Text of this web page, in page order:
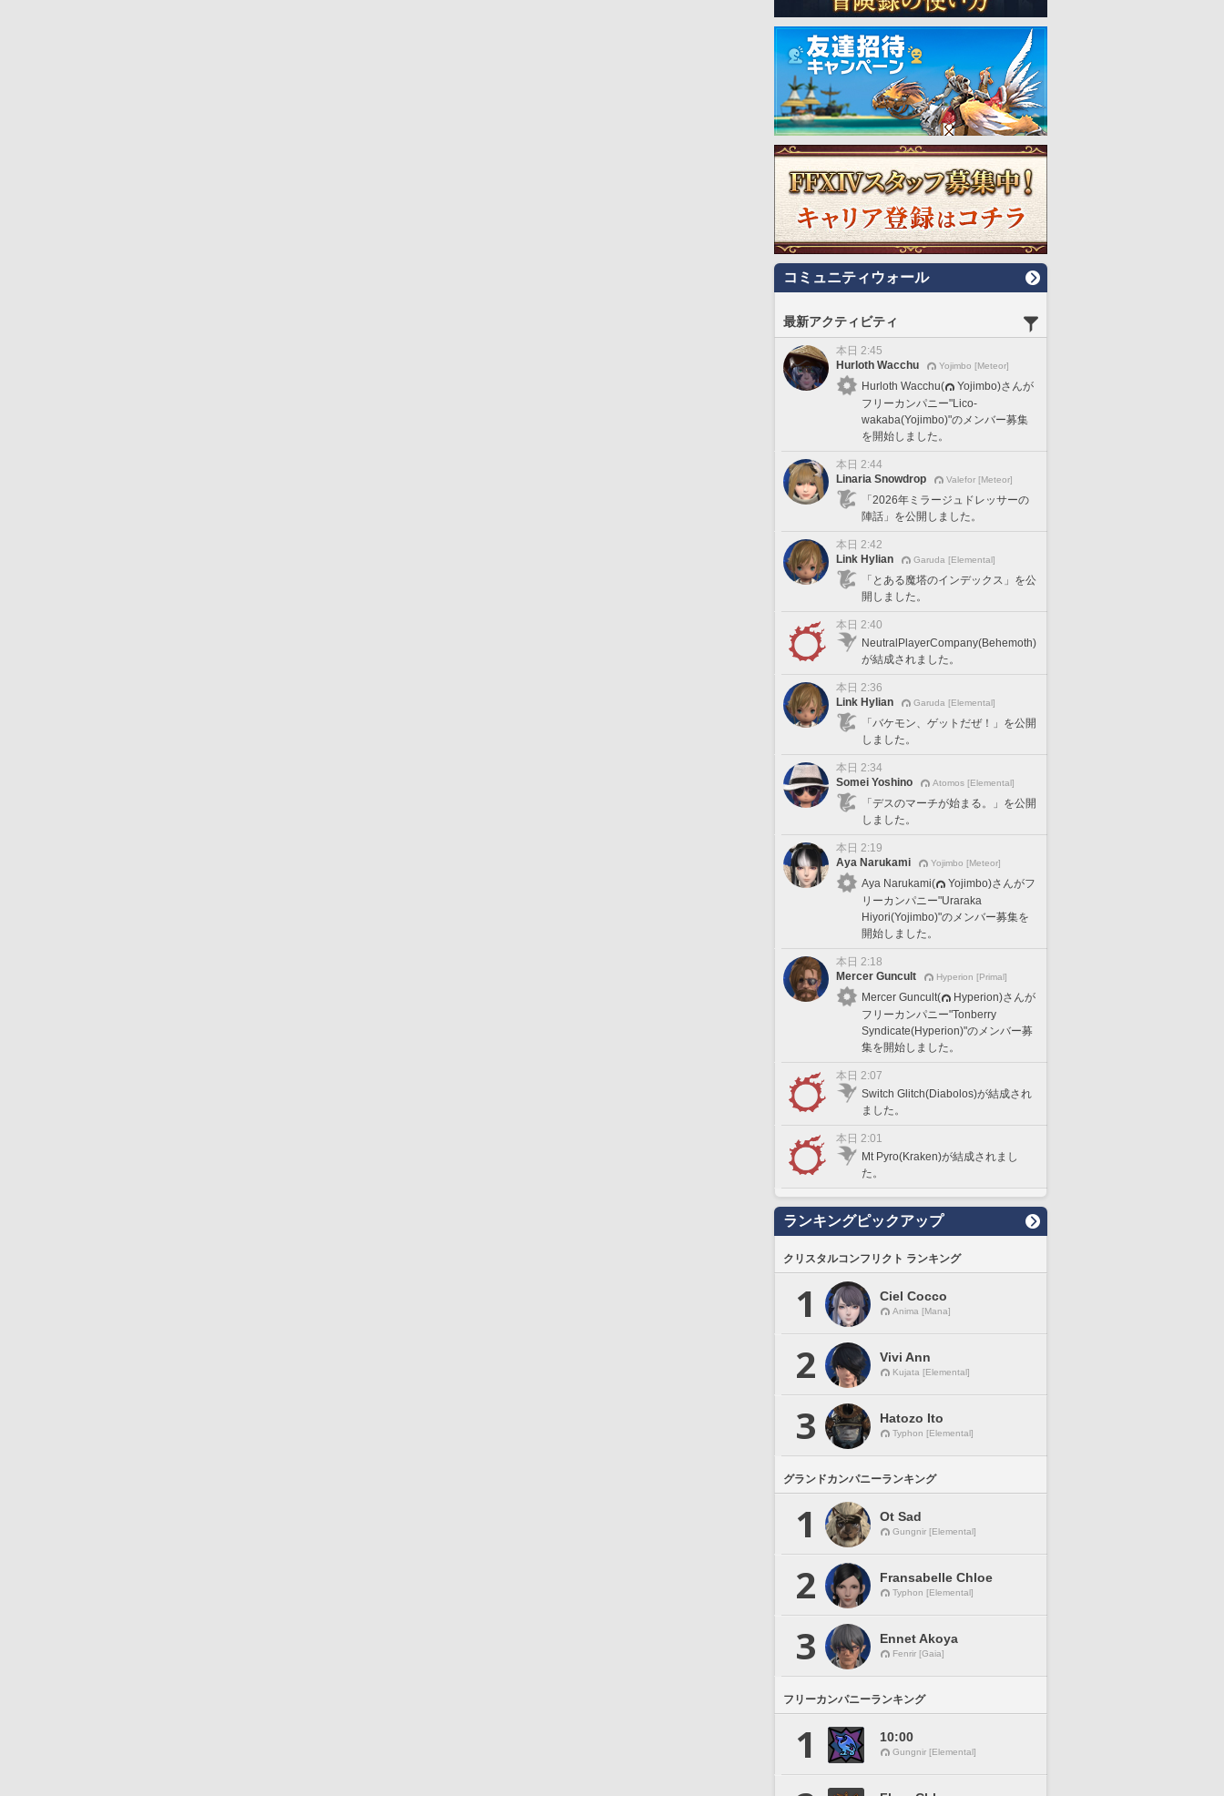
コミュニティウォール
最新アクティビティ
本日 2:45
Hurloth Wacchu
Yojimbo [Meteor]
Hurloth Wacchu(
Yojimbo)さんが
フリーカンパニー"Lico-
wakaba(Yojimbo)"のメンバー募集
を開始しました。
本日 2:44
Linaria Snowdrop
Valefor [Meteor]
「2026年ミラージュドレッサーの
陣話」を公開しました。
本日 2:42
Link Hylian
Garuda [Elemental]
「とある魔塔のインデックス」を公
開しました。
本日 2:40
NeutralPlayerCompany(Behemoth)
が結成されました。
本日 2:36
Link Hylian
Garuda [Elemental]
「バケモン、ゲットだぜ！」を公開
しました。
本日 2:34
Somei Yoshino
Atomos [Elemental]
「デスのマーチが始まる。」を公開
しました。
本日 2:19
Aya Narukami
Yojimbo [Meteor]
Aya Narukami(
Yojimbo)さんがフ
リーカンパニー"Uraraka
Hiyori(Yojimbo)"のメンバー募集を
開始しました。
本日 2:18
Mercer Guncult
Hyperion [Primal]
Mercer Guncult(
Hyperion)さんが
フリーカンパニー"Tonberry
Syndicate(Hyperion)"のメンバー募
集を開始しました。
本日 2:07
Switch Glitch(Diabolos)が結成され
ました。
本日 2:01
Mt Pyro(Kraken)が結成されまし
た。
ランキングピックアップ
クリスタルコンフリクト ランキング
1 Ciel Cocco
Anima [Mana]
2 Vivi Ann
Kujata [Elemental]
3 Hatozo Ito
Typhon [Elemental]
グランドカンパニーランキング
1 Ot Sad
Gungnir [Elemental]
2 Fransabelle Chloe
Typhon [Elemental]
3 Ennet Akoya
Fenrir [Gaia]
フリーカンパニーランキング
1 10:00
Gungnir [Elemental]